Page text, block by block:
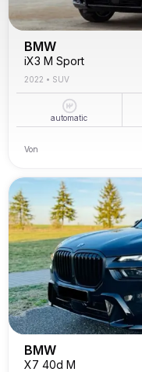
BMW
iX3 M Sport
2022 • SUV
automatic
Von
BMW
X7 40d M